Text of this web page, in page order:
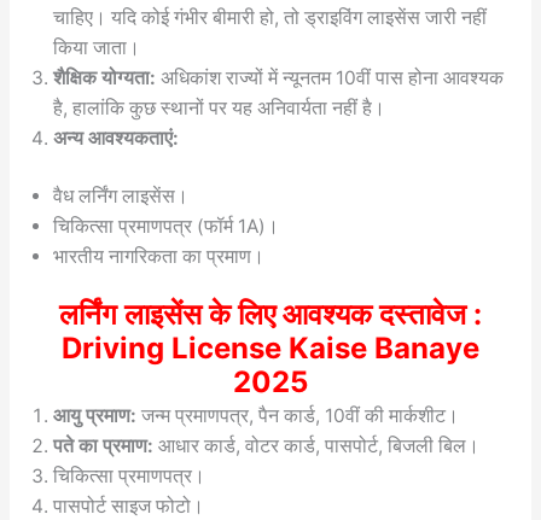
चाहिए। यदि कोई गंभीर बीमारी हो, तो ड्राइविंग लाइसेंस जारी नहीं
किया जाता।
शैक्षिक योग्यता: अधिकांश राज्यों में न्यूनतम 10वीं पास होना आवश्यक
है, हालांकि कुछ स्थानों पर यह अनिवार्यता नहीं है।
अन्य आवश्यकताएं:
वैध लर्निंग लाइसेंस।
चिकित्सा प्रमाणपत्र (फॉर्म 1A)।
भारतीय नागरिकता का प्रमाण।
लर्निंग लाइसेंस के लिए आवश्यक दस्तावेज :
Driving License Kaise Banaye
2025
आयु प्रमाण: जन्म प्रमाणपत्र, पैन कार्ड, 10वीं की मार्कशीट।
पते का प्रमाण: आधार कार्ड, वोटर कार्ड, पासपोर्ट, बिजली बिल।
चिकित्सा प्रमाणपत्र।
पासपोर्ट साइज फोटो।